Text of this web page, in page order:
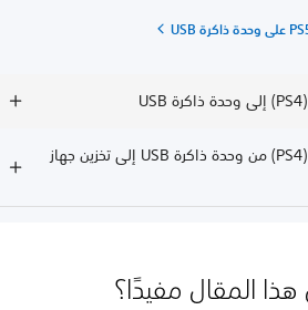
نسخ البيانات المحفوظة (PS4) من وحدة ذاكرة USB إلى تخزين جهاز
المقال مفيدًا؟